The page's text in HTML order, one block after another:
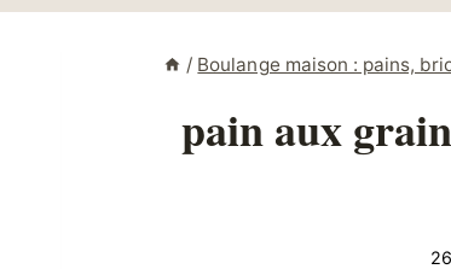
/ Boulange maison : pains,
pain aux